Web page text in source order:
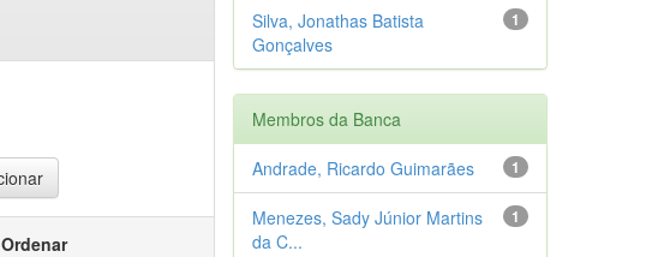
Ordenar
1
Silva, Jonathas Batista
Gonçalves
Membros da Banca
1
Andrade, Ricardo Guimarães
1
Menezes, Sady Júnior Martins
da C...